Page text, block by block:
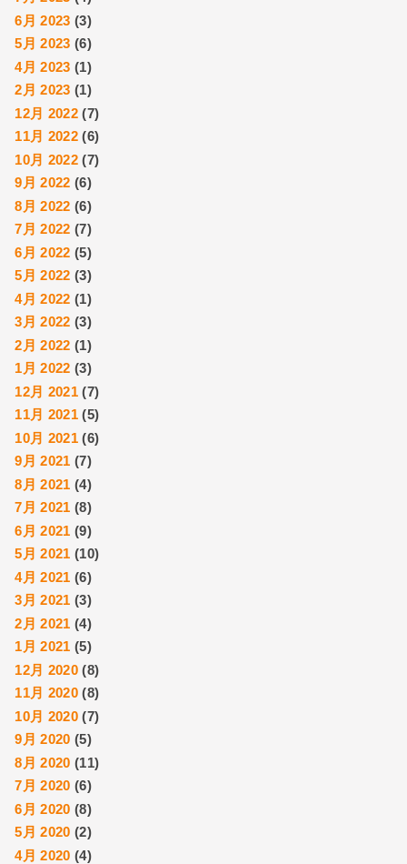
6月 2023 (3)
5月 2023 (6)
4月 2023 (1)
2月 2023 (1)
12月 2022 (7)
11月 2022 (6)
10月 2022 (7)
9月 2022 (6)
8月 2022 (6)
7月 2022 (7)
6月 2022 (5)
5月 2022 (3)
4月 2022 (1)
3月 2022 (3)
2月 2022 (1)
1月 2022 (3)
12月 2021 (7)
11月 2021 (5)
10月 2021 (6)
9月 2021 (7)
8月 2021 (4)
7月 2021 (8)
6月 2021 (9)
5月 2021 (10)
4月 2021 (6)
3月 2021 (3)
2月 2021 (4)
1月 2021 (5)
12月 2020 (8)
11月 2020 (8)
10月 2020 (7)
9月 2020 (5)
8月 2020 (11)
7月 2020 (6)
6月 2020 (8)
5月 2020 (2)
4月 2020 (4)